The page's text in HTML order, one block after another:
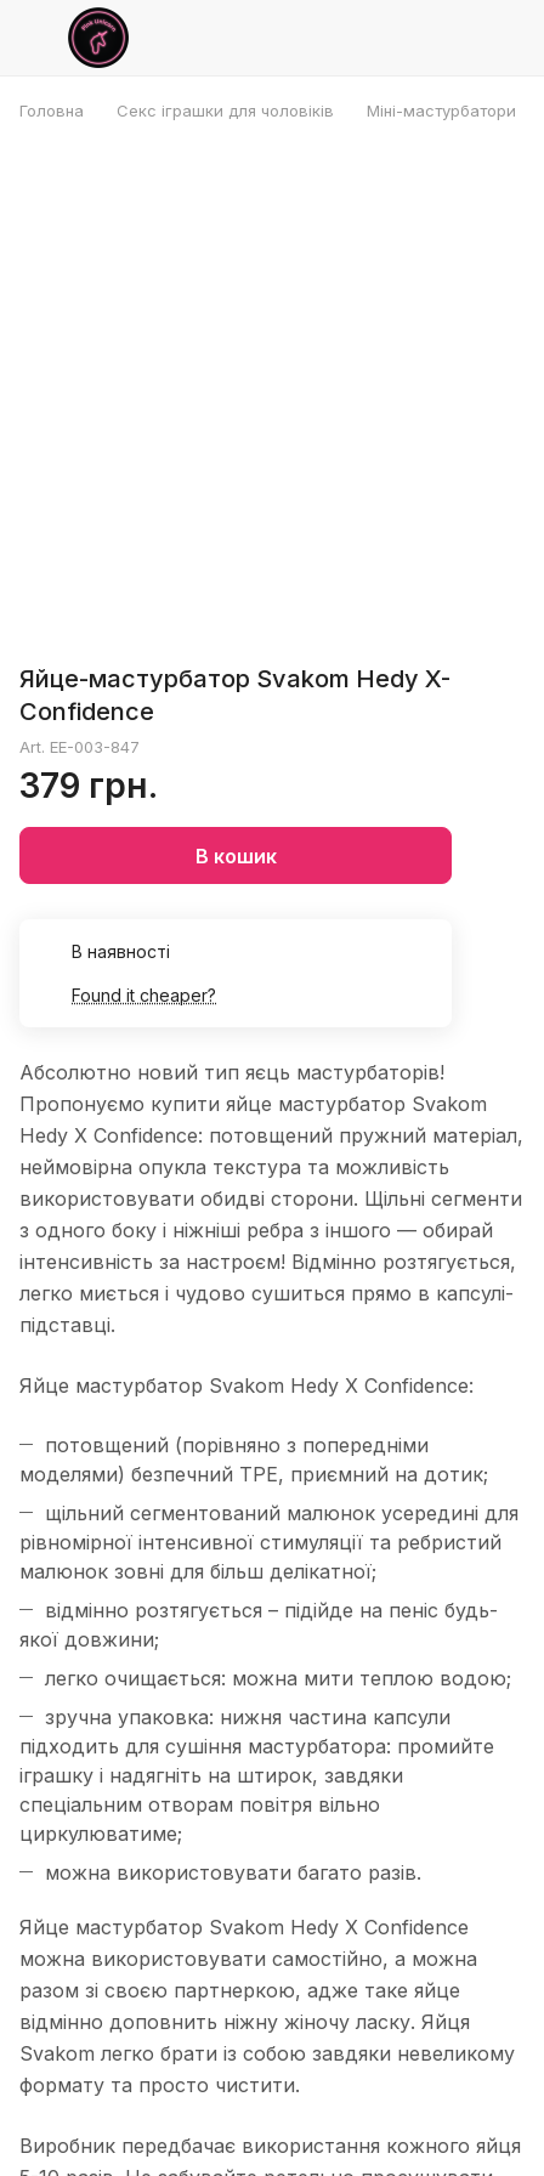
Головна Секс іграшки для чоловіків Міні-мастурбатори
Яйце-мастурбатор Svakom Hedy X-
Confidence
Art. EE-003-847
379 грн.
В кошик
В наявності
Found it cheaper?
Абсолютно новий тип яєць мастурбаторів!
Пропонуємо купити яйце мастурбатор Svakom
Hedy X Confidence: потовщений пружний матеріал,
неймовірна опукла текстура та можливість
використовувати обидві сторони. Щільні сегменти
з одного боку і ніжніші ребра з іншого — обирай
інтенсивність за настроєм! Відмінно розтягується,
легко миється і чудово сушиться прямо в капсулі-
підставці.
Яйце мастурбатор Svakom Hedy X Confidence:
потовщений (порівняно з попередніми
моделями) безпечний TPE, приємний на дотик;
щільний сегментований малюнок усередині для
рівномірної інтенсивної стимуляції та ребристий
малюнок зовні для більш делікатної;
відмінно розтягується – підійде на пеніс будь-
якої довжини;
легко очищається: можна мити теплою водою;
зручна упаковка: нижня частина капсули
підходить для сушіння мастурбатора: промийте
іграшку і надягніть на штирок, завдяки
спеціальним отворам повітря вільно
циркулюватиме;
можна використовувати багато разів.
Яйце мастурбатор Svakom Hedy Х Confidence
можна використовувати самостійно, а можна
разом зі своєю партнеркою, адже таке яйце
відмінно доповнить ніжну жіночу ласку. Яйця
Svakom легко брати із собою завдяки невеликому
формату та просто чистити.
Виробник передбачає використання кожного яйця